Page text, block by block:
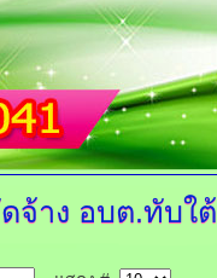
จ้าง อบต.ทับใต้